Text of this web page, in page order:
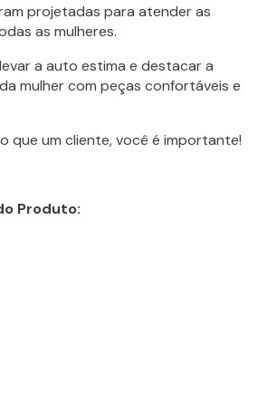
projetadas para atender as
as mulheres.
a auto estima e destacar a
mulher com peças confortáveis e
que um cliente, você é importante!
Produto: